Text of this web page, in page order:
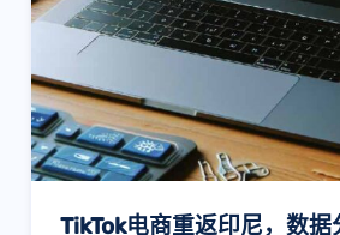
TikTok电商重返印尼，数据